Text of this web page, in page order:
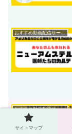
おすすめ動画配信サービス
おすすめ動画配信サービス
サイトマップ